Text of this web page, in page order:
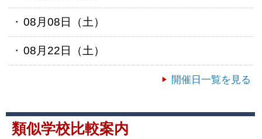
08月08日（ 土 ）
08月22日（ 土 ）
開催日一覧を見る
類似学校比較案内